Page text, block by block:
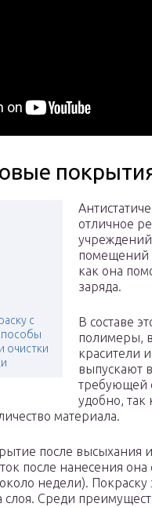
с
очистки
отличное
помещений
как она
заряда.
В составе
полимеры,
красители
выпускают
требующей
удобно,
материала.
после высыхания
после нанесения она
недели).
слоя. Среди